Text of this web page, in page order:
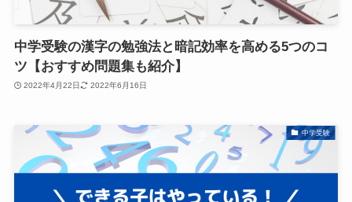
中学受験の漢字の勉強法と暗記効率を高める5つのコ
ツ【おすすめ問題集も紹介】
2022年4月22日 2022年6月16日
中学受験